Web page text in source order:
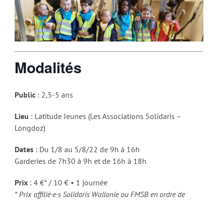
Modalités
Public : 2,5-5 ans
Lieu : Latitude Jeunes (Les Associations Solidaris –
Longdoz)
Dates : Du 1/8 au 5/8/22 de 9h à 16h
Garderies de 7h30 à 9h et de 16h à 18h
Prix : 4 €* / 10 € • 1 journée
* Prix affilié·e·s Solidaris Wallonie ou FMSB en ordre de